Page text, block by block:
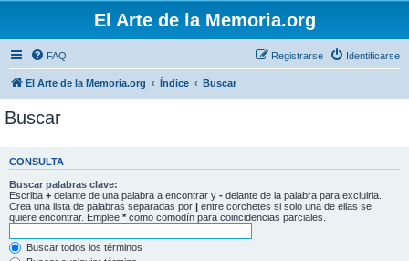
El Arte de la Memoria.org
FAQ Identificarse
Registrarse
El Arte de la Memoria.org Índice Buscar
Buscar
CONSULTA
Buscar palabras clave:
Escriba + delante de una palabra a encontrar y - delante de la palabra para excluirla.
Crea una lista de palabras separadas por | entre corchetes si solo una de ellas se
quiere encontrar. Emplee * como comodín para coincidencias parciales.
Buscar todos los términos